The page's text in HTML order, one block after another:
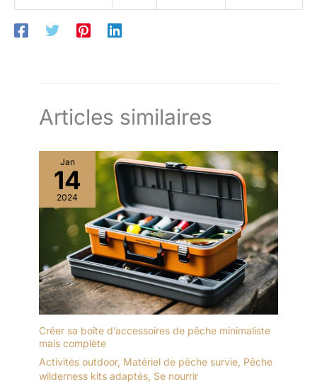
Articles similaires
Jan
14
2024
Créer sa boîte d’accessoires de pêche minimaliste
mais complète
Activités outdoor, Matériel de pêche survie, Pêche
wilderness kits adaptés, Se nourrir